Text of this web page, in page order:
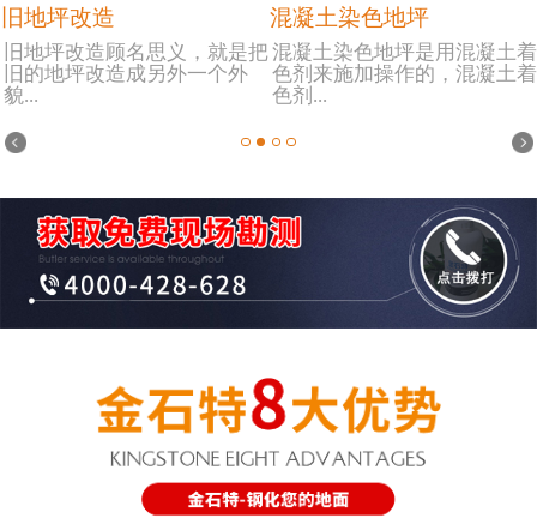
旧地坪改造
旧地坪改造顾名思义，就是把
旧的地坪改造成另外一个外
貌...
混凝土染色地坪
混凝土染色地坪是用混凝土着
色剂来施加操作的，混凝土着
色剂...